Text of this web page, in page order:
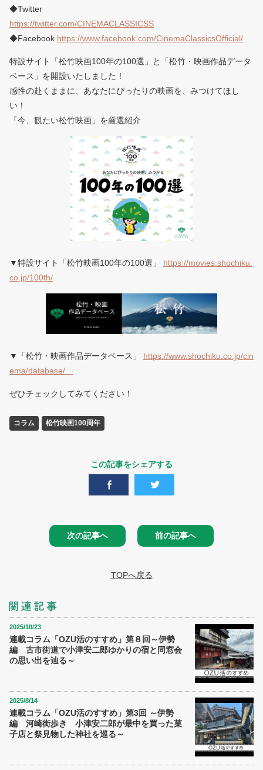
◆Twitter
https://twitter.com/CINEMACLASSICSS
◆Facebook https://www.facebook.com/CinemaClassicsOfficial/
特設サイト「松竹映画100年の100選」と「松竹・映画作品データ
ベース」を開設いたしました！
感性の赴くままに、あなたにぴったりの映画を、みつけてほし
い！
「今、観たい松竹映画」を厳選紹介
▼特設サイト「松竹映画100年の100選」 https://movies.shochiku.
co.jp/100th/
▼「松竹・映画作品データベース」 https://www.shochiku.co.jp/cin
ema/database/
ぜひチェックしてみてください！
コラム 松竹映画100周年
この記事をシェアする
次の記事へ 前の記事へ
TOPへ戻る
2025/10/23
連載コラム「OZU活のすすめ」第８回～伊勢
編 古市街道で小津安二郎ゆかりの宿と同窓会
の思い出を辿る～
2025/8/14
連載コラム「OZU活のすすめ」第3回 ～伊勢
編 河崎街歩き 小津安二郎が最中を買った菓
子店と祭見物した神社を巡る～